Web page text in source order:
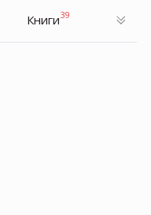
Книги39